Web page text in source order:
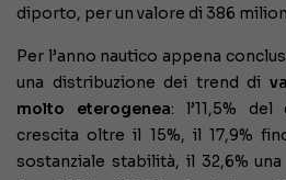
diporto, per un valore di 386
Per l’anno nautico appena
una distribuzione dei trend di
molto eterogenea: l’11,5%
crescita oltre il 15%, il 17,9%
sostanziale stabilità, il 32,6%